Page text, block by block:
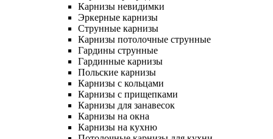
Карнизы невидимки
Эркерные карнизы
Струнные карнизы
Карнизы потолочные струнные
Гардины струнные
Гардинные карнизы
Польские карнизы
Карнизы с кольцами
Карнизы с прищепками
Карнизы для занавесок
Карнизы на окна
Карнизы на кухню